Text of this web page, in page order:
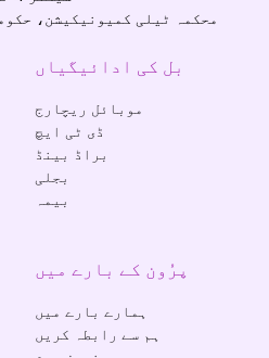
بل کی ادائیگیاں
موبائل ریچارج
ڈی ٹی ایچ
براڈ بینڈ
بجلی
بیمہ
پرُون کے بارے میں
ہمارے بارے میں
ہم سے رابطہ کریں